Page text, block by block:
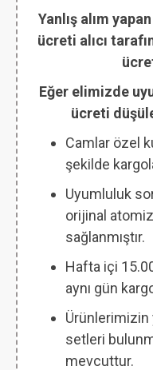
Yanlış alım
ücreti alıcı
Eğer elimizde
ücreti
Camlar özel
şekilde
Uyumluluk
orijinal
sağlanmıştır.
Hafta içi
aynı gün
Ürünlerimizin
setleri
mevcuttur.